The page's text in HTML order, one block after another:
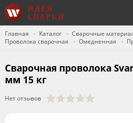
Главная Каталог
Сварочные
Проволока сварочная
Омедненная
Сварочная проволока
мм 15 кг
Нет отзывов